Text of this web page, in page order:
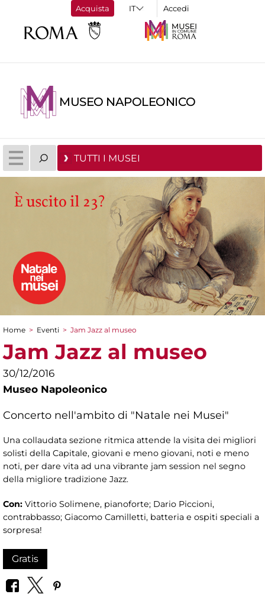
Acquista Accedi
MUSEO NAPOLEONICO
TUTTI I MUSEI
Tu sei qui
Home > Eventi > Jam Jazz al museo
Jam Jazz al museo
30/12/2016
Museo Napoleonico
Concerto nell'ambito di "Natale nei Musei"
Una collaudata sezione ritmica attende la visita dei migliori
solisti della Capitale, giovani e meno giovani, noti e meno
noti, per dare vita ad una vibrante jam session nel segno
della migliore tradizione Jazz.
Con: Vittorio Solimene, pianoforte; Dario Piccioni,
contrabbasso; Giacomo Camilletti, batteria e ospiti speciali a
sorpresa!
Gratis